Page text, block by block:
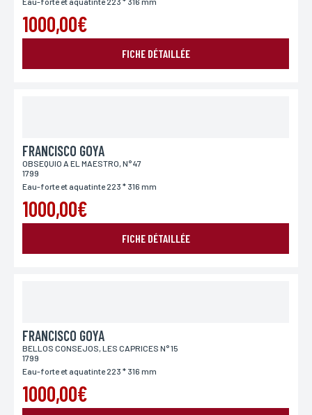
1000,00€
FICHE DÉTAILLÉE
FRANCISCO GOYA
OBSEQUIO A EL MAESTRO, N° 47
1799
Eau-forte et aquatinte 223 * 316 mm
1000,00€
FICHE DÉTAILLÉE
FRANCISCO GOYA
BELLOS CONSEJOS, LES CAPRICES N° 15
1799
Eau-forte et aquatinte 223 * 316 mm
1000,00€